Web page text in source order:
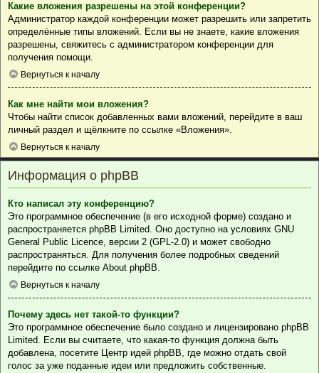
Какие вложения разрешены на этой конференции?
Администратор каждой конференции может разрешить или запретить
определённые типы вложений. Если вы не знаете, какие вложения
разрешены, свяжитесь с администратором конференции для
получения помощи.
Вернуться к началу
Как мне найти мои вложения?
Чтобы найти список добавленных вами вложений, перейдите в ваш
личный раздел и щёлкните по ссылке «Вложения».
Вернуться к началу
Информация о phpBB
Кто написал эту конференцию?
Это программное обеспечение (в его исходной форме) создано и
распространяется phpBB Limited. Оно доступно на условиях GNU
General Public Licence, версии 2 (GPL-2.0) и может свободно
распространяться. Для получения более подробных сведений
перейдите по ссылке About phpBB.
Вернуться к началу
Почему здесь нет такой-то функции?
Это программное обеспечение было создано и лицензировано phpBB
Limited. Если вы считаете, что какая-то функция должна быть
добавлена, посетите Центр идей phpBB, где можно отдать свой
голос за уже поданные идеи или предложить собственные.